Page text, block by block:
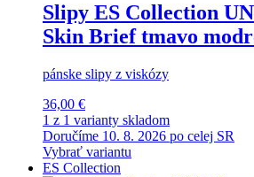
Slipy ES Collection
Skin Brief tmavo
pánske slipy z viskózy
36,00 €
1 z 1 varianty skladom
Doručíme 10. 8. 2026 po celej SR
Vybrať variantu
ES Collection